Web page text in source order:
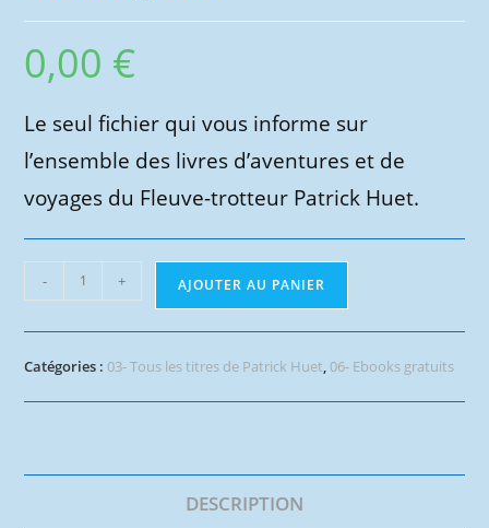
0,00 €
Le seul fichier qui vous informe sur
l’ensemble des livres d’aventures et de
voyages du Fleuve-trotteur Patrick Huet.
quantité
de
Liste
- + AJOUTER AU PANIER
Catégories :03- Tous les titres de Patrick Huet,06- Ebooks gratuits
DESCRIPTION